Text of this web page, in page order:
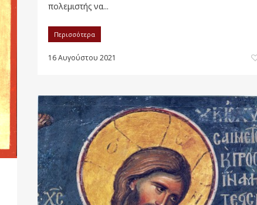
πολεμιστής να...
Περισσότερα
16 Αυγούστου 2021